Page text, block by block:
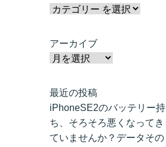
アーカイブ
最近の投稿
iPhoneSE2のバッテリー持
ち、そろそろ悪くなってき
ていませんか？データその